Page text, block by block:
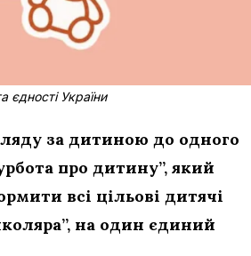
єдності України
за дитиною до одного
про дитину”, який
всі цільові дитячі
на один єдиний